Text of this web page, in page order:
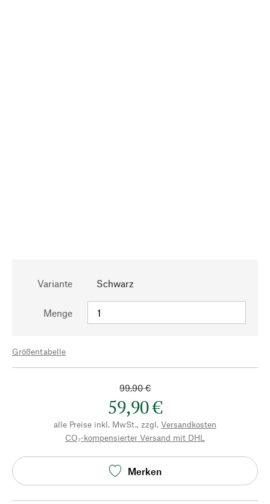
Variante Schwarz
Menge
Größentabelle
99,90 €
59,90 €
alle Preise inkl. MwSt., zzgl. Versandkosten
CO₂-kompensierter Versand mit DHL
Merken